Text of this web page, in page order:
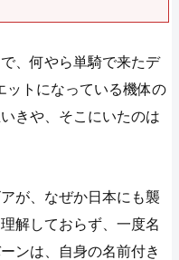
、何やら単騎で来たデ
ットになっている機体の
きや、そこにいたのは
が、なぜか日本にも襲
解しておらず、一度名
ンは、自身の名前付き